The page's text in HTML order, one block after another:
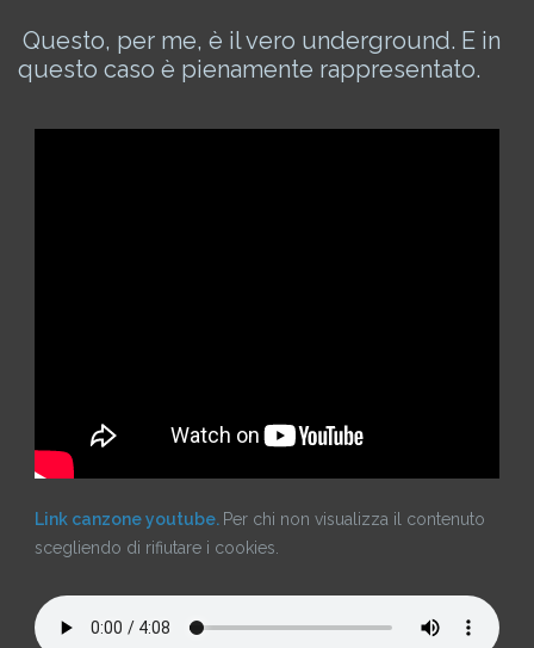
Questo, per me, è il vero underground. E in
questo caso è pienamente rappresentato.
Link canzone youtube. Per chi non visualizza il contenuto
scegliendo di rifiutare i cookies.